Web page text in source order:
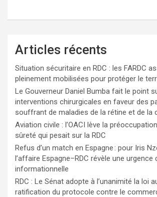
Articles récents
Situation sécuritaire en RDC : les FARDC
pleinement mobilisées pour protéger le
Le Gouverneur Daniel Bumba fait le point
interventions chirurgicales en faveur des
souffrant de maladies de la rétine et de la
Aviation civile : l’OACI lève la
sûreté qui pesait sur la RDC
Refus d’un match en Espagne : pour Iris
l’affaire Espagne–RDC révèle une urgence
informationnelle
RDC : Le Sénat adopte à l’unanimité la loi
ratification du protocole contre le